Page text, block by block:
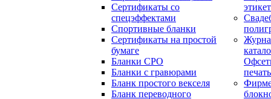
Сертификаты со
спецэффектами
Спортивные бланки
Cертификаты на простой
бумаге
Бланки СРО
Бланки с гравюрами
Бланк простого векселя
Бланк переводного
печать